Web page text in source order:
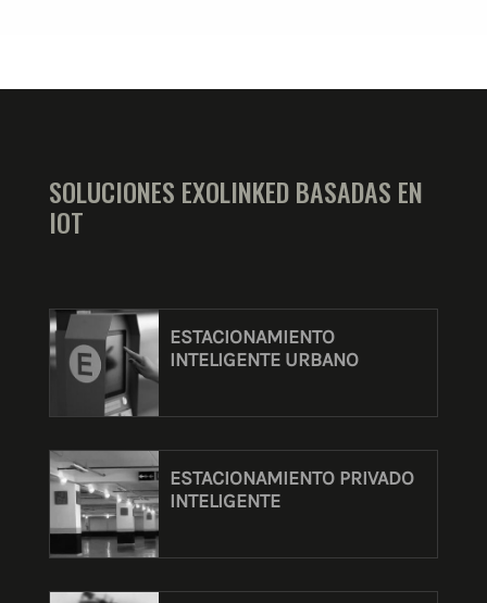
SOLUCIONES EXOLINKED BASADAS EN
IOT
ESTACIONAMIENTO
INTELIGENTE URBANO
ESTACIONAMIENTO PRIVADO
INTELIGENTE